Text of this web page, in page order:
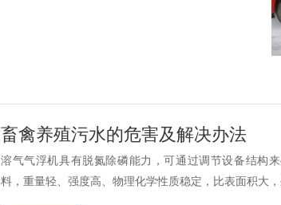
畜禽养殖污水的危害及解决办法
溶气气浮机具有脱氮除磷能力，可通过调节设备结构
料，重量轻、强度高、物理化学性质稳定，比表面积大